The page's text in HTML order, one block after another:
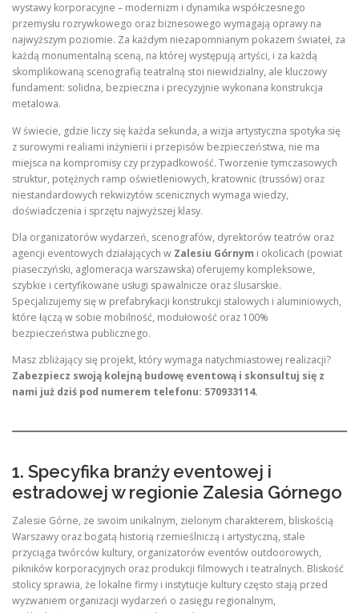
wystawy korporacyjne – modernizm i dynamika współczesnego
przemysłu rozrywkowego oraz biznesowego wymagają oprawy na
najwyższym poziomie. Za każdym niezapomnianym pokazem świateł, za
każdą monumentalną sceną, na której występują artyści, i za każdą
skomplikowaną scenografią teatralną stoi niewidzialny, ale kluczowy
fundament: solidna, bezpieczna i precyzyjnie wykonana konstrukcja
metalowa.
W świecie, gdzie liczy się każda sekunda, a wizja artystyczna spotyka się
z surowymi realiami inżynierii i przepisów bezpieczeństwa, nie ma
miejsca na kompromisy czy przypadkowość. Tworzenie tymczasowych
struktur, potężnych ramp oświetleniowych, kratownic (trussów) oraz
niestandardowych rekwizytów scenicznych wymaga wiedzy,
doświadczenia i sprzętu najwyższej klasy.
Dla organizatorów wydarzeń, scenografów, dyrektorów teatrów oraz
agencji eventowych działających w Zalesiu Górnym i okolicach (powiat
piaseczyński, aglomeracja warszawska) oferujemy kompleksowe,
szybkie i certyfikowane usługi spawalnicze oraz ślusarskie.
Specjalizujemy się w prefabrykacji konstrukcji stalowych i aluminiowych,
które łączą w sobie mobilność, modułowość oraz 100%
bezpieczeństwa publicznego.
Masz zbliżający się projekt, który wymaga natychmiastowej realizacji?
Zabezpiecz swoją kolejną budowę eventową i skonsultuj się z
nami już dziś pod numerem telefonu: 570933114.
1. Specyfika branży eventowej i
estradowej w regionie Zalesia Górnego
Zalesie Górne, ze swoim unikalnym, zielonym charakterem, bliskością
Warszawy oraz bogatą historią rzemieślniczą i artystyczną, stale
przyciąga twórców kultury, organizatorów eventów outdoorowych,
pikników korporacyjnych oraz produkcji filmowych i teatralnych. Bliskość
stolicy sprawia, że lokalne firmy i instytucje kultury często stają przed
wyzwaniem organizacji wydarzeń o zasięgu regionalnym,